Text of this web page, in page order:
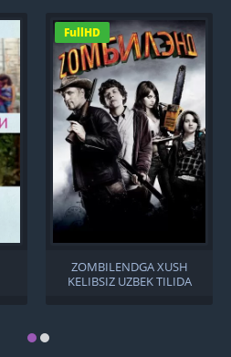
FullHD
ZOMBILENDGA XUSH
KELIBSIZ UZBEK TILIDA